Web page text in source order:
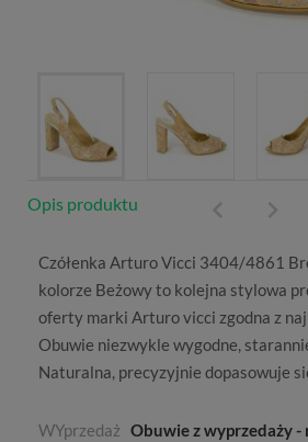
Opis produktu
Czółenka Arturo Vicci 3404/4861
kolorze Beżowyto kolejna stylowa
oferty marki Arturo vicci zgodna z
Obuwie niezwykle wygodne,
Naturalna, precyzyjnie dopasowuje
WYprzedaż Obuwie z wyprzedaży -